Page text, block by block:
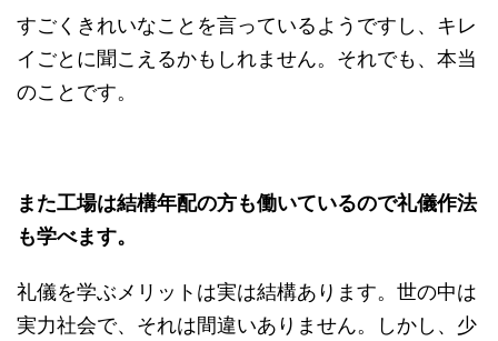
すごくきれいなことを言っているようですし、キレ
イごとに聞こえるかもしれません。それでも、本当
のことです。
また工場は結構年配の方も働いているので礼儀作法
も学べます。
礼儀を学ぶメリットは実は結構あります。世の中は
実力社会で、それは間違いありません。しかし、少